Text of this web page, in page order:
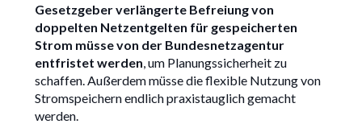
Gesetzgeber verlängerte Befreiung von
doppelten Netzentgelten für gespeicherten
Strom müsse von der Bundesnetzagentur
entfristet werden, um Planungssicherheit zu
schaffen. Außerdem müsse die flexible Nutzung von
Stromspeichern endlich praxistauglich gemacht
werden.